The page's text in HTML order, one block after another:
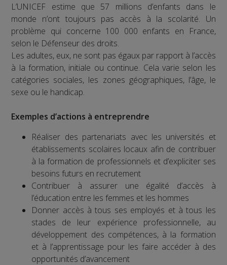
L’UNICEF estime que 57 millions d’enfants dans le
monde n’ont toujours pas accès à la scolarité. Un
problème qui concerne 100 000 enfants en France,
selon le Défenseur des droits.
Les adultes, eux, ne sont pas égaux par rapport à l’accès
à la formation, initiale ou continue. Cela varie selon les
catégories sociales, les zones géographiques, l’âge, le
sexe ou le handicap.
Exemples d’actions à entreprendre
Réaliser des partenariats avec les universités et
établissements scolaires locaux afin de contribuer
à la formation de professionnels et d’expliciter ses
besoins futurs en recrutement
Contribuer à assurer une égalité d’accès à
l’éducation entre les femmes et les hommes
Donner accès à tous ses employés et à tous les
stades de leur expérience professionnelle, au
développement des compétences, à la formation
et à l’apprentissage pour les faire accéder à des
opportunités d’avancement